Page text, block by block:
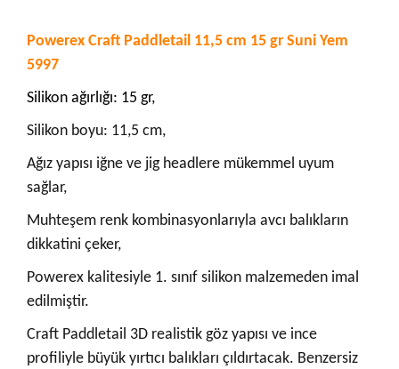
Powerex Craft Paddletail 11,5 cm 15 gr Suni Yem
5997
Silikon ağırlığı: 15 gr,
Silikon boyu: 11,5 cm,
Ağız yapısı iğne ve jig headlere mükemmel uyum
sağlar,
Muhteşem renk kombinasyonlarıyla avcı balıkların
dikkatini çeker,
Powerex kalitesiyle 1. sınıf silikon malzemeden imal
edilmiştir.
Craft Paddletail 3D realistik göz yapısı ve ince
profiliyle büyük yırtıcı balıkları çıldırtacak. Benzersiz